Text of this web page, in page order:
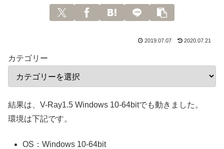
2019.07.07 2020.07.21
カテゴリー
結果は、V-Ray1.5 Windows 10-64bitでも動きました。
環境は下記です。
OS：Windows 10-64bit